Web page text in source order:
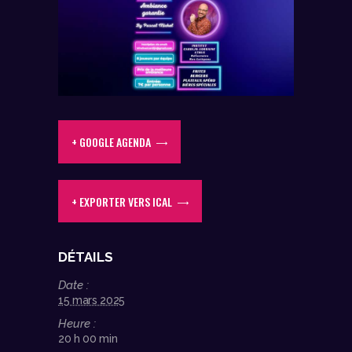
+ GOOGLE AGENDA
+ EXPORTER VERS ICAL
DÉTAILS
Date :
15 mars 2025
Heure :
20 h 00 min